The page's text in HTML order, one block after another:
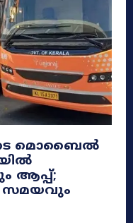
മൊബൈല്‍
ആപ്പ്;
സമയവും